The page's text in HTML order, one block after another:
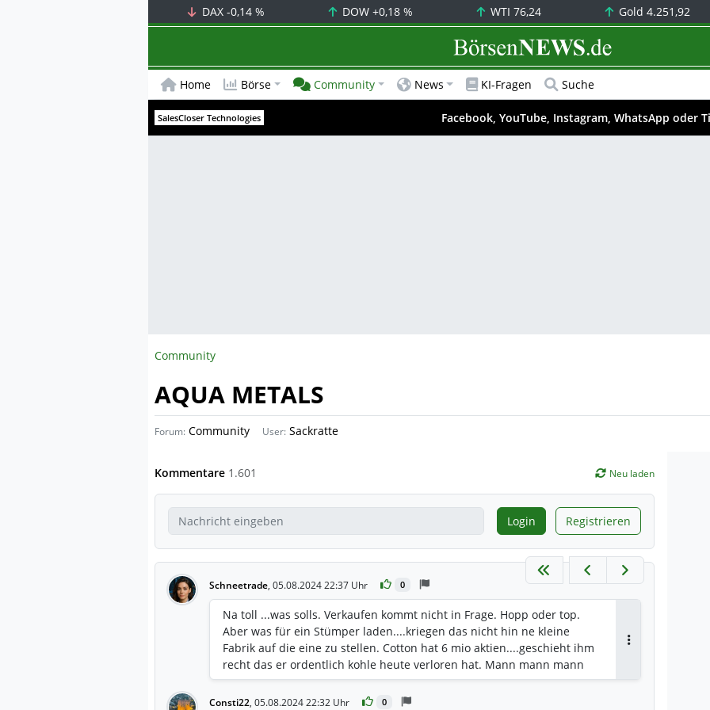
DAX -0,14 % DOW+0,18 % WTI76,24 Gold4.251,92
BörsenNEWS.de
Home Börse Community News KI-Fragen Suche
SalesCloser Technologies Facebook, YouTube, Instagram, WhatsApp oder
Community
AQUA METALS
Forum: Community User: Sackratte
Kommentare 1.601 Neu laden
Login Registrieren
Schneetrade, 05.08.2024 22:37 Uhr 0
Na toll ...was solls. Verkaufen kommt nicht in Frage. Hopp oder top.
Aber was für ein Stümper laden....kriegen das nicht hin ne kleine
Fabrik auf die eine zu stellen. Cotton hat 6 mio aktien....geschieht ihm
recht das er ordentlich kohle heute verloren hat. Mann mann mann
Consti22, 05.08.2024 22:32 Uhr 0